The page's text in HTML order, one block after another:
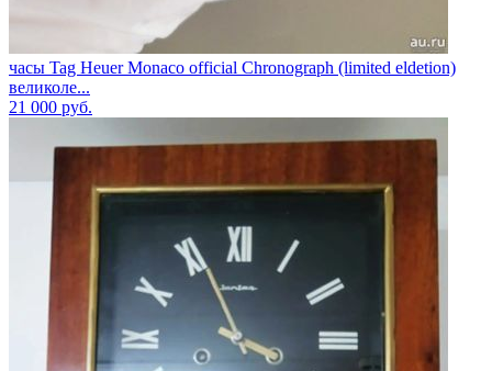
часы Tag Heuer Monaco official Chronograph (limited eldetion)
великоле...
21 000 руб.